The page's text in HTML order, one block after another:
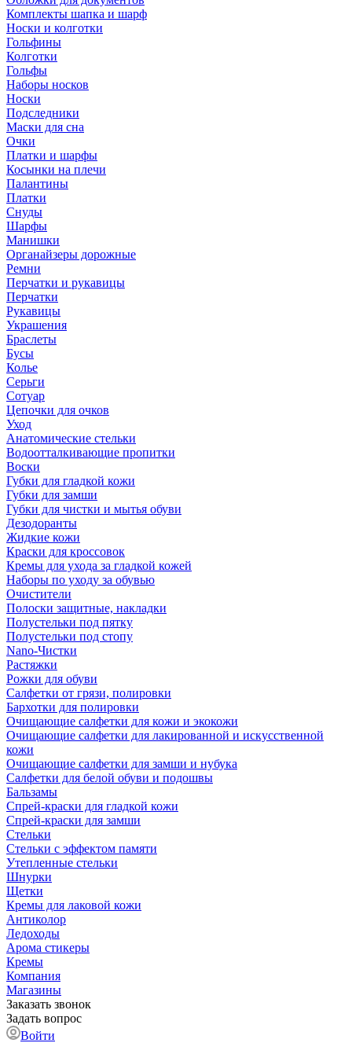
Комплекты шапка и шарф
Носки и колготки
Гольфины
Колготки
Гольфы
Наборы носков
Носки
Подследники
Маски для сна
Очки
Платки и шарфы
Косынки на плечи
Палантины
Платки
Снуды
Шарфы
Манишки
Органайзеры дорожные
Ремни
Перчатки и рукавицы
Перчатки
Рукавицы
Украшения
Браслеты
Бусы
Колье
Серьги
Сотуар
Цепочки для очков
Уход
Анатомические стельки
Водоотталкивающие пропитки
Воски
Губки для гладкой кожи
Губки для замши
Губки для чистки и мытья обуви
Дезодоранты
Жидкие кожи
Краски для кроссовок
Кремы для ухода за гладкой кожей
Наборы по уходу за обувью
Очистители
Полоски защитные, накладки
Полустельки под пятку
Полустельки под стопу
Nano-Чистки
Растяжки
Рожки для обуви
Салфетки от грязи, полировки
Бархотки для полировки
Очищающие салфетки для кожи и экокожи
Очищающие салфетки для лакированной и искусственной
кожи
Очищающие салфетки для замши и нубука
Салфетки для белой обуви и подошвы
Бальзамы
Спрей-краски для гладкой кожи
Спрей-краски для замши
Стельки
Стельки с эффектом памяти
Утепленные стельки
Шнурки
Щетки
Кремы для лаковой кожи
Антиколор
Ледоходы
Арома стикеры
Кремы
Компания
Магазины
Заказать звонок
Задать вопрос
Войти